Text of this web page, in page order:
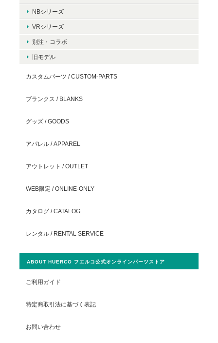
NBシリーズ
VRシリーズ
別注・コラボ
旧モデル
カスタムパーツ / CUSTOM-PARTS
ブランクス / BLANKS
グッズ / GOODS
アパレル / APPAREL
アウトレット / OUTLET
WEB限定 / ONLINE-ONLY
カタログ / CATALOG
レンタル / RENTAL SERVICE
ABOUT HUERCO フエルコ公式オンラインパーツストア
ご利用ガイド
特定商取引法に基づく表記
お問い合わせ